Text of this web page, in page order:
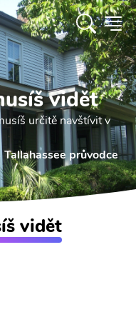
vidět
určitě navštívit v
Tallahassee průvodce
vidět